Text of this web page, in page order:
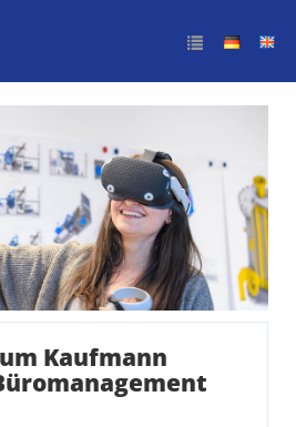
zum Kaufmann
w/d) für
Kaufmann